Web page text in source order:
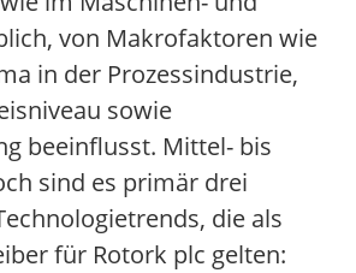
von Makrofaktoren wie
in der Prozessindustrie,
sowie
beeinflusst. Mittel- bis
sind es primär drei
die als
für Rotork plc gelten: